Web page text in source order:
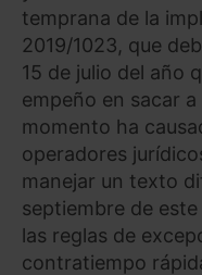
temprana de la
2019/1023, que
15 de julio del año
empeño en sacar
momento ha
operadores
manejar un texto
septiembre de
las reglas de
contratiempo